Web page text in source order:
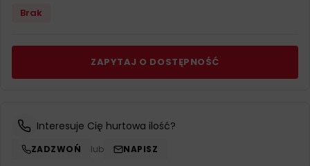
Brak
ZAPYTAJ O DOSTĘPNOŚĆ
Interesuje Cię hurtowa ilość?
ZADZWOŃ lub NAPISZ